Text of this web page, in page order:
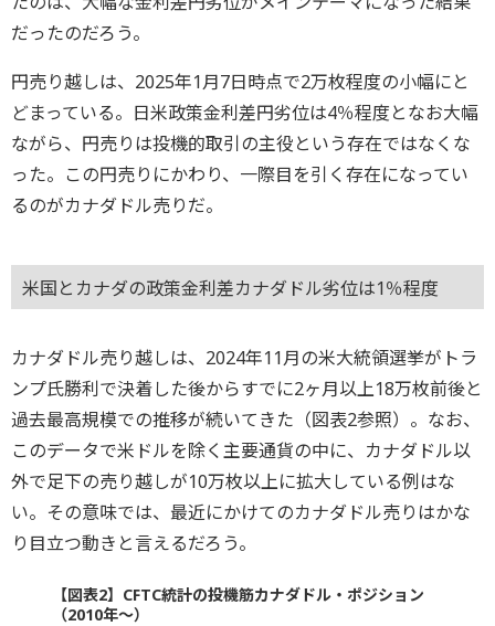
だったのだろう。
円売り越しは、2025年1月7日時点で2万枚程度の小幅にと
どまっている。日米政策金利差円劣位は4％程度となお大幅
ながら、円売りは投機的取引の主役という存在ではなくな
った。この円売りにかわり、一際目を引く存在になってい
るのがカナダドル売りだ。
米国とカナダの政策金利差カナダドル劣位は1％程度
カナダドル売り越しは、2024年11月の米大統領選挙がトラ
ンプ氏勝利で決着した後からすでに2ヶ月以上18万枚前後と
過去最高規模での推移が続いてきた（図表2参照）。なお、
このデータで米ドルを除く主要通貨の中に、カナダドル以
外で足下の売り越しが10万枚以上に拡大している例はな
い。その意味では、最近にかけてのカナダドル売りはかな
り目立つ動きと言えるだろう。
【図表2】CFTC統計の投機筋カナダドル・ポジション
（2010年～）